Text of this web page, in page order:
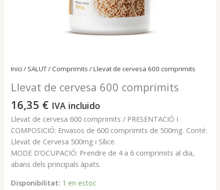
Inici / SALUT/Comprimits / Llevat de cervesa 600 comprimits
Llevat de cervesa 600 comprimits
16,35 € IVA incluido
Llevat de cervesa 600 comprimits / PRESENTACIÓ I
COMPOSICIÓ: Envasos de 600 comprimits de 500mg. Conté:
Llevat de Cervesa 500mg i Sílice.
MODE D’OCUPACIÓ: Prendre de 4 a 6 comprimits al dia,
abans dels principals àpats.
Disponibilitat: 1 en estoc